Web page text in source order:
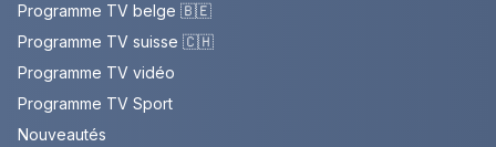
Programme TV belge 🇧🇪
Programme TV suisse 🇨🇭
Programme TV vidéo
Programme TV Sport
Nouveautés